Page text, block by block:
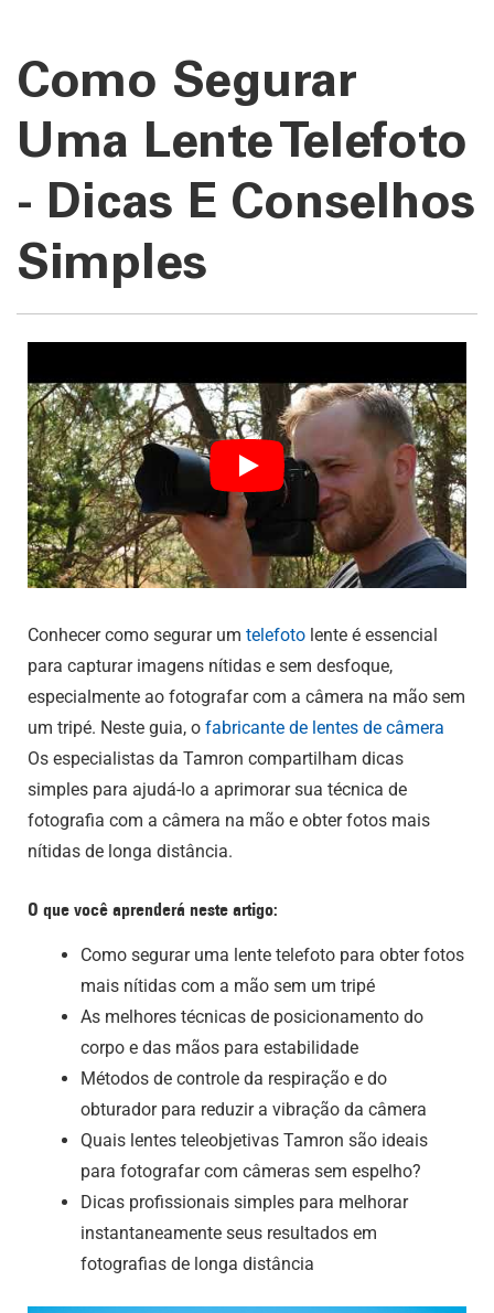
Como Segurar
Uma Lente Telefoto
- Dicas E Conselhos
Simples
Conhecercomo segurar um telefoto lente é essencial
para capturar imagens nítidas e sem desfoque,
especialmente ao fotografar com a câmera na mão sem
um tripé. Neste guia, o fabricante de lentes de câmera
Os especialistas da Tamron compartilham dicas
simples para ajudá-lo a aprimorar sua técnica de
fotografia com a câmera na mão e obter fotos mais
nítidas de longa distância.
O que você aprenderá neste artigo:
Como segurar uma lente telefoto para obter fotos
mais nítidas com a mão sem um tripé
As melhores técnicas de posicionamento do
corpo e das mãos para estabilidade
Métodos de controle da respiração e do
obturador para reduzir a vibração da câmera
Quais lentes teleobjetivas Tamron são ideais
para fotografar com câmeras sem espelho?
Dicas profissionais simples para melhorar
instantaneamente seus resultados em
fotografias de longa distância